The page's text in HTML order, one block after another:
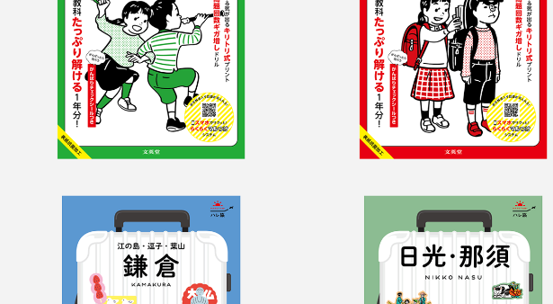
ハレ旅　鎌倉 ハレ旅　日光・那須